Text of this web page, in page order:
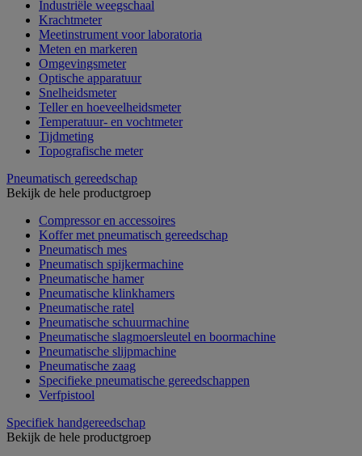
Industriële weegschaal
Krachtmeter
Meetinstrument voor laboratoria
Meten en markeren
Omgevingsmeter
Optische apparatuur
Snelheidsmeter
Teller en hoeveelheidsmeter
Temperatuur- en vochtmeter
Tijdmeting
Topografische meter
Pneumatisch gereedschap
Bekijk de hele productgroep
Compressor en accessoires
Koffer met pneumatisch gereedschap
Pneumatisch mes
Pneumatisch spijkermachine
Pneumatische hamer
Pneumatische klinkhamers
Pneumatische ratel
Pneumatische schuurmachine
Pneumatische slagmoersleutel en boormachine
Pneumatische slijpmachine
Pneumatische zaag
Specifieke pneumatische gereedschappen
Verfpistool
Specifiek handgereedschap
Bekijk de hele productgroep